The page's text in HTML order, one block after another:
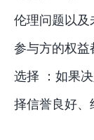
伦理问题以
参与方的权益
选择 ：如果
择信誉良好、